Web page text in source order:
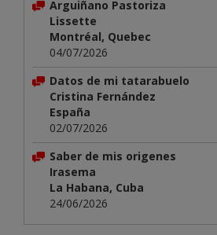
Arguiñano Pastoriza
Lissette
Montréal, Quebec
04/07/2026
Datos de mi tatarabuelo
Cristina Fernández
España
02/07/2026
Saber de mis origenes
Irasema
La Habana, Cuba
24/06/2026